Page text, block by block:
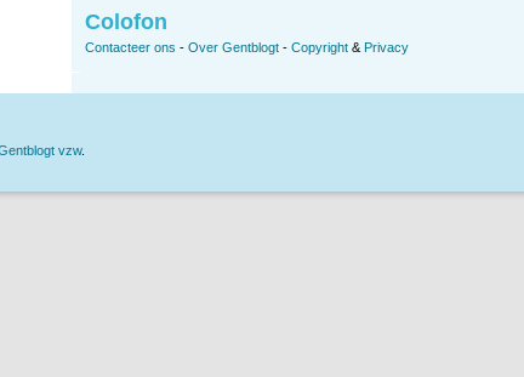
Colofon
Contacteer ons - Over Gentblogt - Copyright & Privacy
vzw.